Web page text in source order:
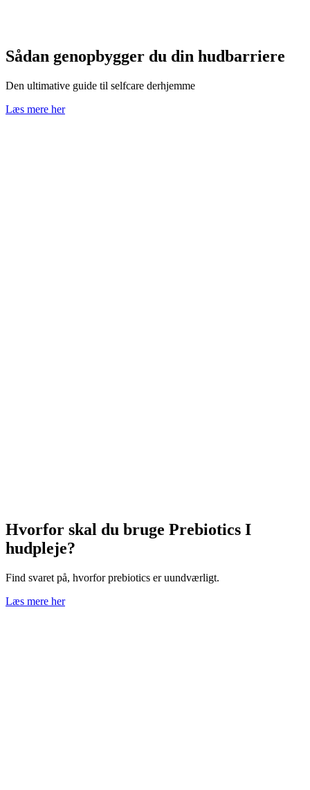
Sådan genopbygger du din hudbarriere
Den ultimative guide til selfcare derhjemme
Læs mere her
Hvorfor skal du bruge Prebiotics I
hudpleje?
Find svaret på, hvorfor prebiotics er uundværligt.
Læs mere her